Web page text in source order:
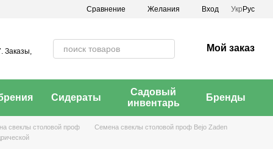
Сравнение Желания Вход Укр Рус
Заказы, Мой заказ
Сидераты
Садовый
инвентарь
Бренды
свеклы столовой проф
Семена свеклы столовой проф Bejo Zaden